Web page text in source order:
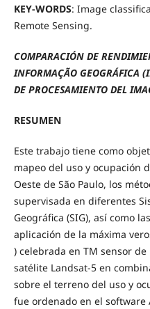
KEY-WORDS: Image
Remote Sensing.
COMPARACIÓN DE
INFORMAÇÃO GEOGRÁFICA
DE PROCESAMIENTO DEL
RESUMEN
Este trabajo tiene como
mapeo del uso y ocupación
Oeste de São Paulo, los
supervisada en diferentes
Geográfica (SIG), así como
aplicación de la máxima
) celebrada en TM sensor
satélite Landsat-5 en
sobre el terreno del uso y
fue ordenado en el software